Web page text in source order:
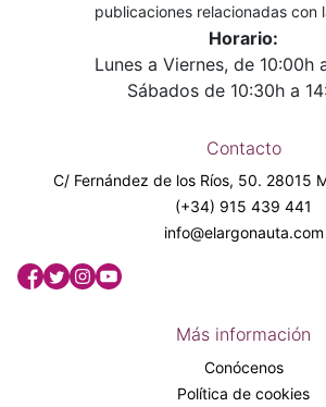
publicaciones relacionadas con
Horario:
Lunes a Viernes, de 10:00h
Sábados de 10:30h a
Contacto
C/ Fernández de los Ríos, 50. 28015
(+34) 915 439 441
info@elargonauta.com
Más información
Conócenos
Política de cookies